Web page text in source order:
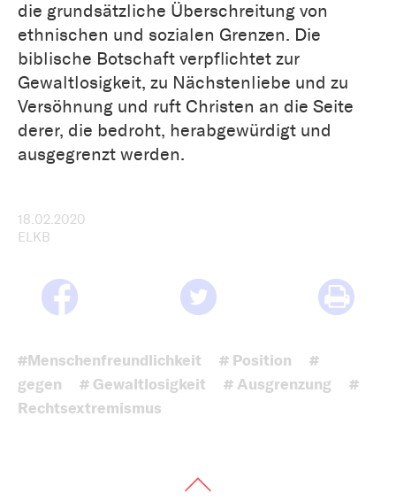
die grundsätzliche Überschreitung von
ethnischen und sozialen Grenzen. Die
biblische Botschaft verpflichtet zur
Gewaltlosigkeit, zu Nächstenliebe und zu
Versöhnung und ruft Christen an die Seite
derer, die bedroht, herabgewürdigt und
ausgegrenzt werden.
18.02.2020
ELKB
#Menschenfreundlichkeit # Position
#
gegen
# Gewaltlosigkeit # Ausgrenzung
#
Rechtsextremismus